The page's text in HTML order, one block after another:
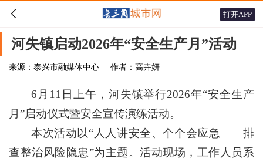
 打开APP
河失镇启动2026年“安全生产月”活动
来源：泰兴市融媒体中心 作者：高卉妍
6月11日上午，河失镇举行2026年“安全生产
月”启动仪式暨安全宣传演练活动。
本次活动以“人人讲安全、个个会应急——排
查整治风险隐患”为主题。活动现场，工作人员系